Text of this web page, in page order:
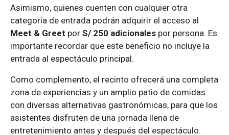
Asimismo, quienes cuenten con cualquier otra
categoría de entrada podrán adquirir el acceso al
Meet & Greet por S/ 250 adicionales por persona. Es
importante recordar que este beneficio no incluye la
entrada al espectáculo principal.
Como complemento, el recinto ofrecerá una completa
zona de experiencias y un amplio patio de comidas
con diversas alternativas gastronómicas, para que los
asistentes disfruten de una jornada llena de
entretenimiento antes y después del espectáculo.